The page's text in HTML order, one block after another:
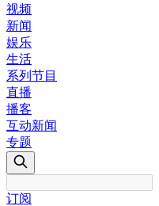
视频
新闻
娱乐
生活
系列节目
直播
播客
互动新闻
专题
订阅